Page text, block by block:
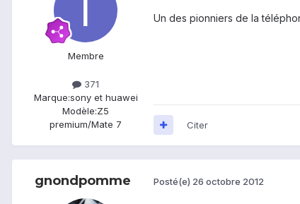
Membre
371
Marque:sony et huawei
Modèle:Z5
premium/Mate 7
Un des pionniers de la
Citer
gnondpomme Posté(e) 26 octobre 2012